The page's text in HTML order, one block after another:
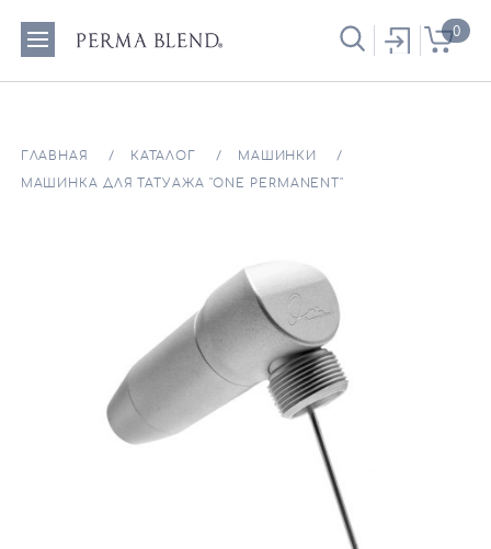
0
ГЛАВНАЯ КАТАЛОГ МАШИНКИ
МАШИНКА ДЛЯ ТАТУАЖА "ONE PERMANENT"